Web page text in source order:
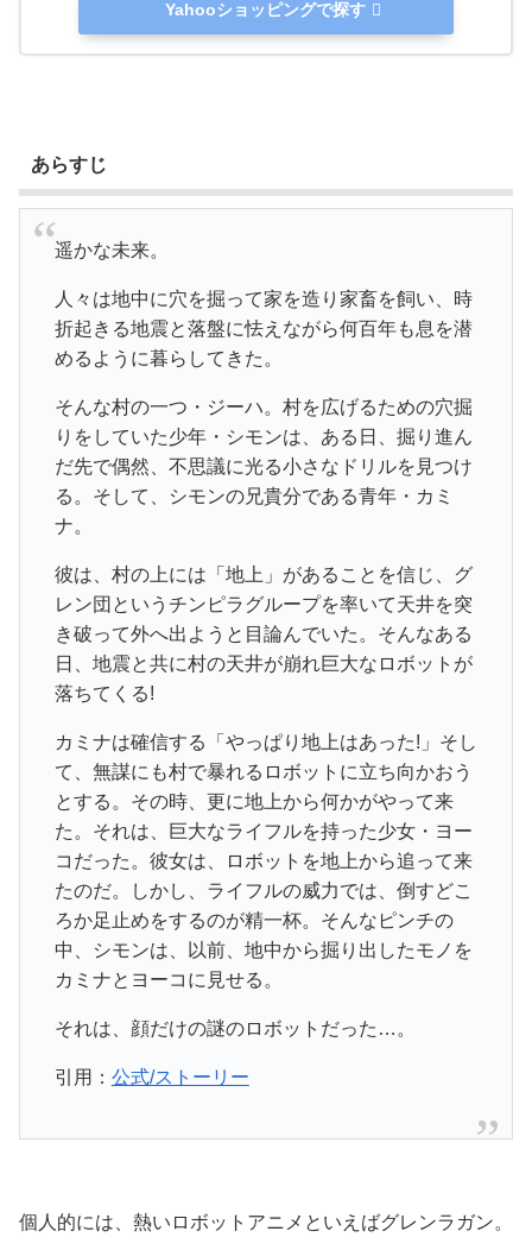
Yahooショッピングで探す
あらすじ
遥かな未来。
人々は地中に穴を掘って家を造り家畜を飼い、時
折起きる地震と落盤に怯えながら何百年も息を潜
めるように暮らしてきた。
そんな村の一つ・ジーハ。村を広げるための穴掘
りをしていた少年・シモンは、ある日、掘り進ん
だ先で偶然、不思議に光る小さなドリルを見つけ
る。そして、シモンの兄貴分である青年・カミ
ナ。
彼は、村の上には「地上」があることを信じ、グ
レン団というチンピラグループを率いて天井を突
き破って外へ出ようと目論んでいた。そんなある
日、地震と共に村の天井が崩れ巨大なロボットが
落ちてくる!
カミナは確信する「やっぱり地上はあった!」そし
て、無謀にも村で暴れるロボットに立ち向かおう
とする。その時、更に地上から何かがやって来
た。それは、巨大なライフルを持った少女・ヨー
コだった。彼女は、ロボットを地上から追って来
たのだ。しかし、ライフルの威力では、倒すどこ
ろか足止めをするのが精一杯。そんなピンチの
中、シモンは、以前、地中から掘り出したモノを
カミナとヨーコに見せる。
それは、顔だけの謎のロボットだった…。
引用： 公式/ストーリー
個人的には、熱いロボットアニメといえばグレンラガン。